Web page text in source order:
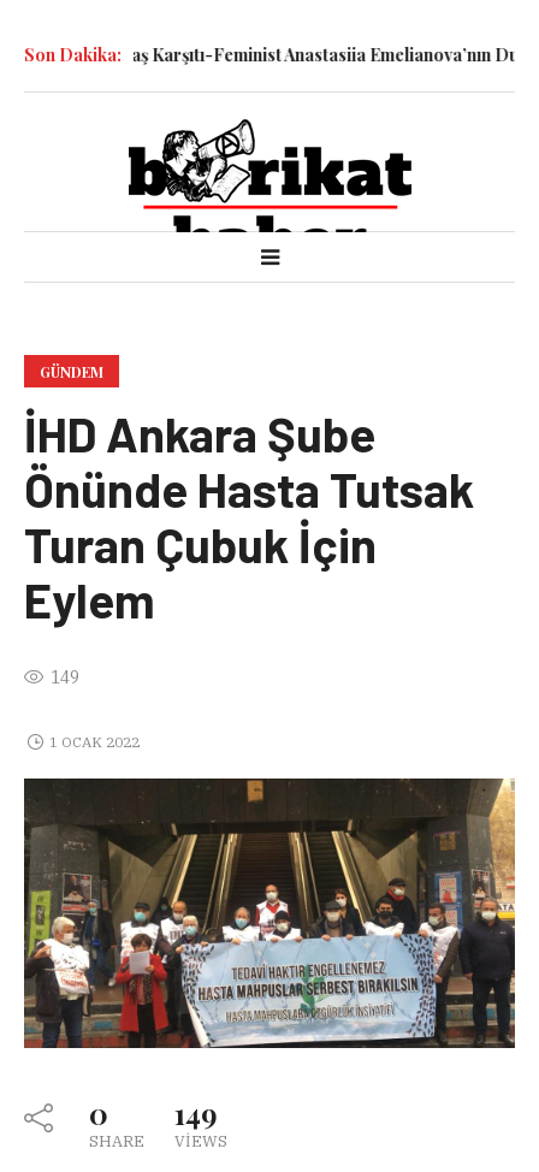
Son Dakika:
Savaş Karşıtı-Feminist Anastasiia Emelianova’nın Duruşması
GÜNDEM
İHD Ankara Şube
Önünde Hasta Tutsak
Turan Çubuk İçin
Eylem
149
1 OCAK 2022
0
SHARE
149
VIEWS